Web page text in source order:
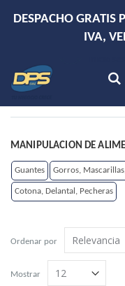
DESPACHO GRATIS
IVA,
Hola!
Ordenar por
Mostrar
MANIPULACION DE
Guantes Gorros,
Cotona, Delantal, Pecheras